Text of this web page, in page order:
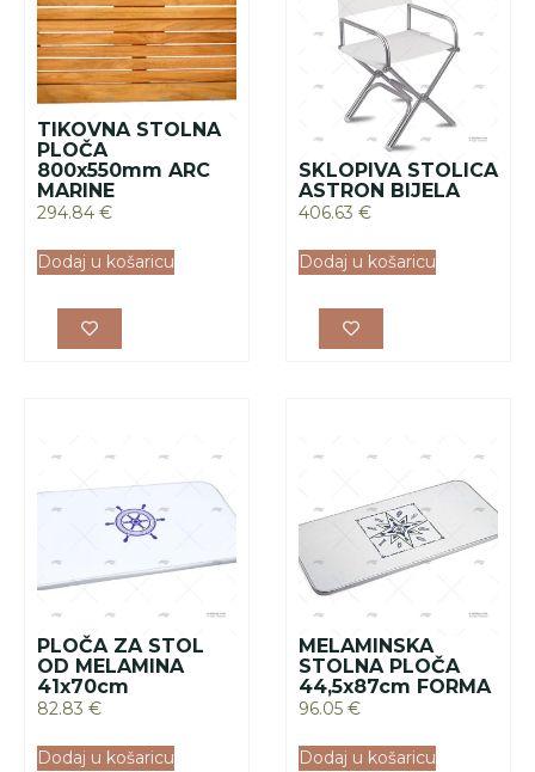
TIKOVNA STOLNA
PLOČA
800x550mm ARC
MARINE
294.84 €
Dodaj u košaricu
SKLOPIVA STOLICA
ASTRON BIJELA
406.63 €
Dodaj u košaricu
PLOČA ZA STOL
OD MELAMINA
41x70cm
82.83 €
Dodaj u košaricu
MELAMINSKA
STOLNA PLOČA
44,5x87cm FORMA
96.05 €
Dodaj u košaricu